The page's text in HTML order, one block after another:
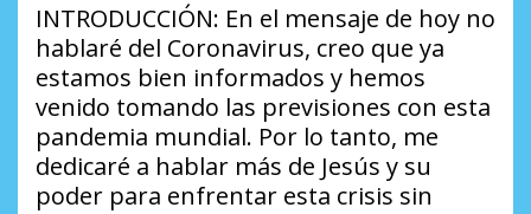
INTRODUCCIÓN: En el mensaje de hoy no
hablaré del Coronavirus, creo que ya
estamos bien informados y hemos
venido tomando las previsiones con esta
pandemia mundial. Por lo tanto, me
dedicaré a hablar más de Jesús y su
poder para enfrentar esta crisis sin